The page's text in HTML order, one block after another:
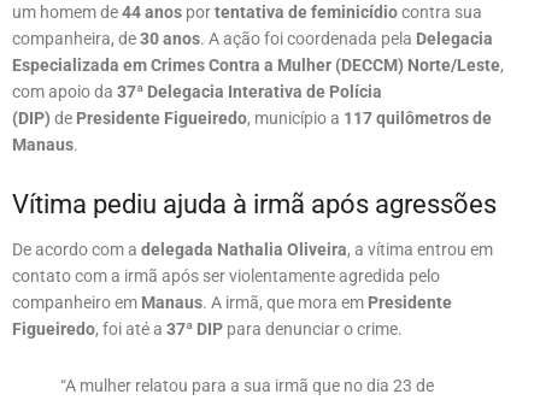
um homem de44 anos portentativa de feminicídiocontra sua
companheira, de30 anos. A ação foi coordenada pela Delegacia
Especializada em Crimes Contra a Mulher (DECCM) Norte/Leste,
com apoio da 37ª Delegacia Interativa de Polícia
(DIP) de Presidente Figueiredo, município a 117 quilômetros de
Manaus.
Vítima pediu ajuda à irmã após agressões
De acordo com a delegada Nathalia Oliveira, a vítima entrou em
contato com a irmã após ser violentamente agredida pelo
companheiro em Manaus. A irmã, que mora em Presidente
Figueiredo, foi até a 37ª DIP para denunciar o crime.
“A mulher relatou para a sua irmã que no dia 23 de